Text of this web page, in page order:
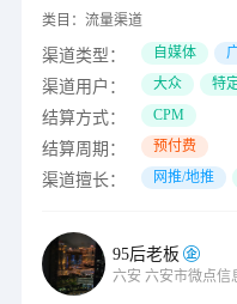
类目： 流量渠道
渠道类型： 自媒体
渠道用户： 大众 特
结算方式： CPM
结算周期： 预付费
渠道擅长： 网推/地推
95后老板
六安 六安市微点信